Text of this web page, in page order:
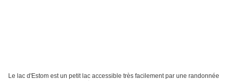
Le lac d'Estom est un petit lac accessible très facilement par une randonnée